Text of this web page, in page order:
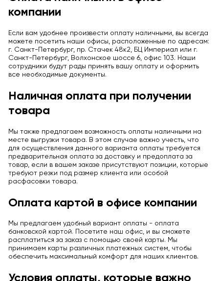
компании
Если вам удобнее произвести оплату наличными, вы всегда
можете посетить наши офисы, расположенные по адресам:
г. Санкт-Петербург, пр. Стачек 48к2, БЦ Империал или г.
Санкт-Петербург, Волхонское шоссе 6, офис 103. Наши
сотрудники будут рады принять вашу оплату и оформить
все необходимые документы.
Наличная оплата при получении
товара
Мы также предлагаем возможность оплаты наличными на
месте выгрузки товара. В этом случае важно учесть, что
для осуществления данного варианта оплаты требуется
предварительная оплата за доставку и предоплата за
товар, если в вашем заказе присутствуют позиции, которые
требуют резки под размер клиента или особой
расфасовки товара.
Оплата картой в офисе компании
Мы предлагаем удобный вариант оплаты - оплата
банковской картой. Посетите наш офис, и вы сможете
расплатиться за заказ с помощью своей карты. Мы
принимаем карты различных платежных систем, чтобы
обеспечить максимальный комфорт для наших клиентов.
Условия оплаты, которые важно